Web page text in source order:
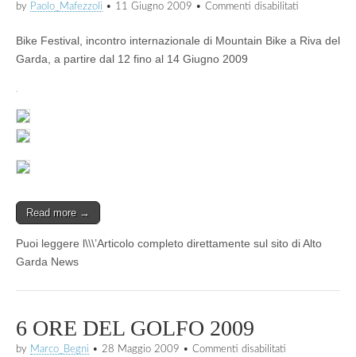
by Paolo_Mafezzoli • 11 Giugno 2009 • Commenti disabilitati
a
Bike Festival, incontro internazionale di Mountain Bike a Riva del
Garda, a partire dal 12 fino al 14 Giugno 2009
Read more →
Puoi leggere l\\\’Articolo completo direttamente sul sito di Alto
Garda News
6 ORE DEL GOLFO 2009
by Marco_Begni • 28 Maggio 2009 • Commenti disabilitati